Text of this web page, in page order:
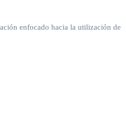
enfocado hacia la utilización de